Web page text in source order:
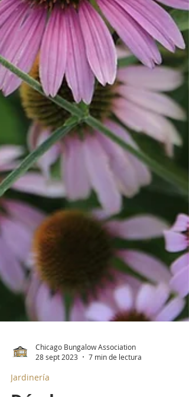
Chicago Bungalow Association